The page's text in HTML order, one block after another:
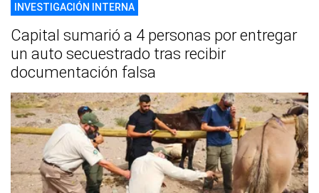
INVESTIGACIÓN INTERNA
Capital sumarió a 4 personas por entregar
un auto secuestrado tras recibir
documentación falsa